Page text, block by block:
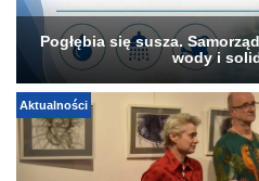
Pogłębia się susza.
wody i
Aktualności